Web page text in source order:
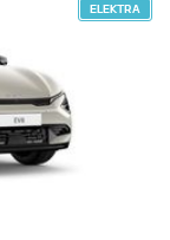
ELEKTRA